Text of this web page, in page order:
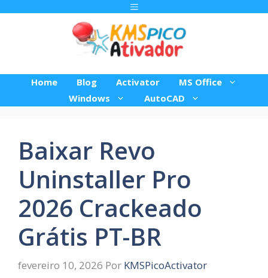
Menu
Home Blog Activator
MS Office
Windows
AutoCAD
Baixar Revo
Uninstaller Pro
2026 Crackeado
Grátis PT-BR
fevereiro 10, 2026 Por KMSPicoActivator